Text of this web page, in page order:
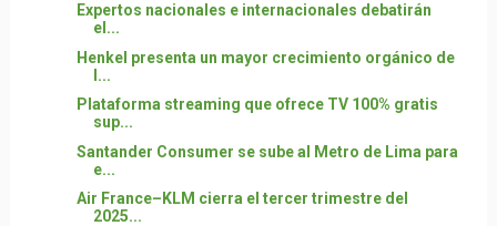
Expertos nacionales e internacionales debatirán
el...
Henkel presenta un mayor crecimiento orgánico de
l...
Plataforma streaming que ofrece TV 100% gratis
sup...
Santander Consumer se sube al Metro de Lima para
e...
Air France–KLM cierra el tercer trimestre del
2025...